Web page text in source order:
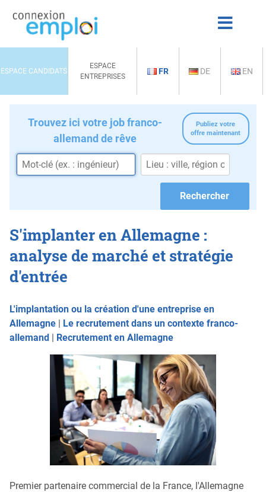
ESPACE CANDIDATS
ESPACE
ENTREPRISES
FR DE EN
Publiez votre
offre maintenant
Trouvez ici votre job franco-
allemand de rêve
S'implanter en Allemagne :
analyse de marché et stratégie
d'entrée
L'implantation ou la création d'une entreprise en
Allemagne | Le recrutement dans un contexte franco-
allemand | Recrutement en Allemagne
Premier partenaire commercial de la France, l'Allemagne